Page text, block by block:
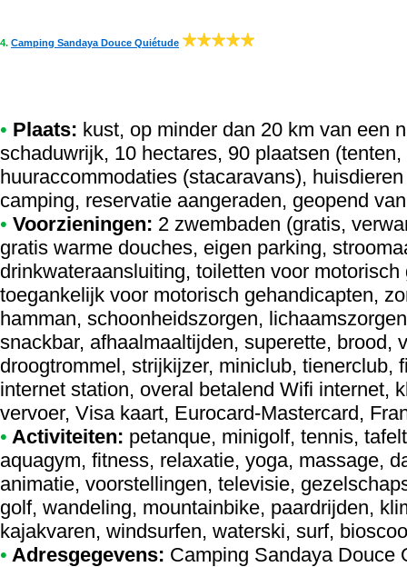
4. Camping Sandaya Douce Quiétude
• Plaats: kust, op minder dan 20 km van een
schaduwrijk, 10 hectares, 90 plaatsen
huuraccommodaties (stacaravans),
camping, reservatie aangeraden, geopend
• Voorzieningen: 2 zwembaden (gratis,
gratis warme douches, eigen parking,
drinkwateraansluiting, toiletten voor
toegankelijk voor motorisch gehandicapten,
hamman, schoonheidszorgen,
snackbar, afhaalmaaltijden, superette, brood,
droogtrommel, strijkijzer, miniclub, tienerclub,
internet station, overal betalend Wifi internet,
vervoer, Visa kaart, Eurocard-Mastercard,
• Activiteiten: petanque, minigolf, tennis,
aquagym, fitness, relaxatie, yoga, massage,
animatie, voorstellingen, televisie,
golf, wandeling, mountainbike, paardrijden,
kajakvaren, windsurfen, waterski, surf,
• Adresgegevens: Camping Sandaya Douce